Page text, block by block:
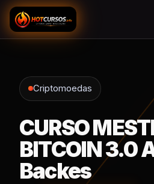
Criptomoedas
CURSO
BITCOIN 3.0
Backes